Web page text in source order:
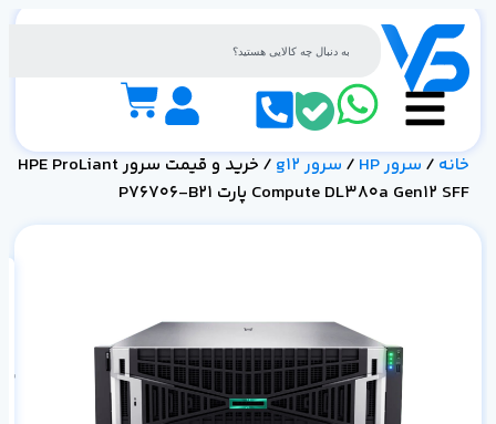
خانه / سرور HP / سرور g12
/ خرید و قیمت سرور HPE ProLiant
Compute DL380a Gen12 SFF پارت P76706-B21